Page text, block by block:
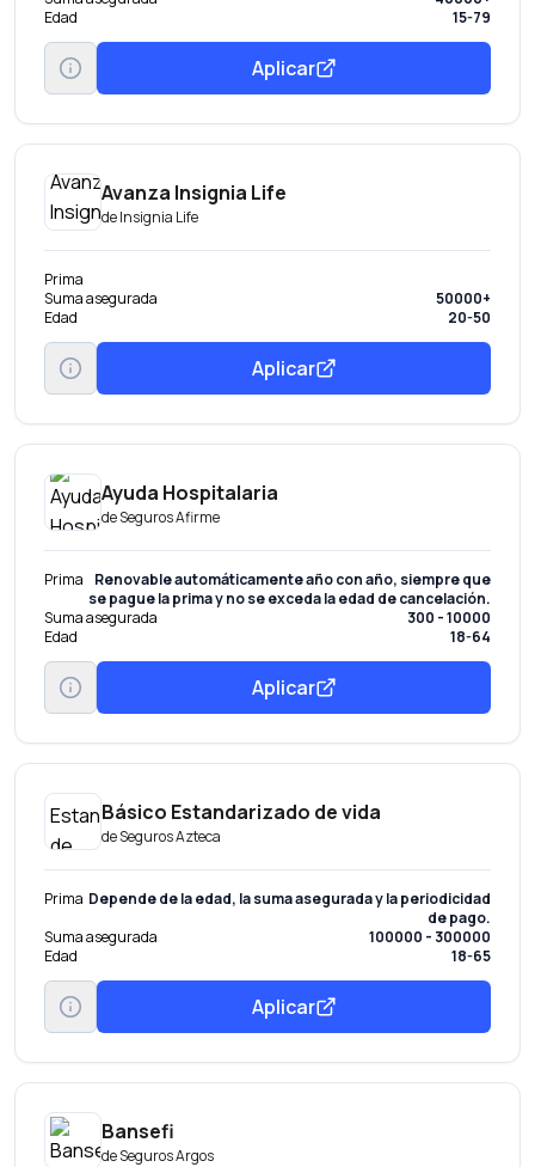
Edad
15-79
Aplicar
Avanza Insignia Life
deInsignia Life
Prima
Suma asegurada
50000+
Edad
20-50
Aplicar
Ayuda Hospitalaria
deSeguros Afirme
Prima
Renovable automáticamente año con año, siempre que
se pague la prima y no se exceda la edad de cancelación.
Suma asegurada
300 - 10000
Edad
18-64
Aplicar
Básico Estandarizado de vida
deSeguros Azteca
Prima Depende de la edad, la suma asegurada y la periodicidad
de pago.
Suma asegurada
100000 - 300000
Edad
18-65
Aplicar
Bansefi
deSeguros Argos